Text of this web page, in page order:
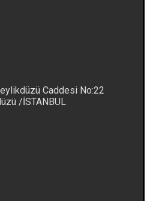
Caddesi No:22
/İSTANBUL